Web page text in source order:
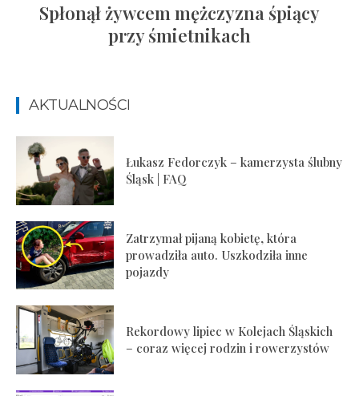
Spłonął żywcem mężczyzna śpiący
przy śmietnikach
AKTUALNOŚCI
Łukasz Fedorczyk – kamerzysta ślubny
Śląsk | FAQ
Zatrzymał pijaną kobietę, która
prowadziła auto. Uszkodziła inne
pojazdy
Rekordowy lipiec w Kolejach Śląskich
– coraz więcej rodzin i rowerzystów